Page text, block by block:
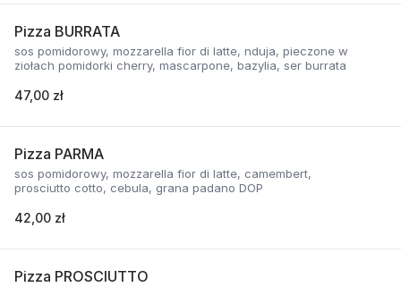
Pizza BURRATA
sos pomidorowy, mozzarella fior di latte, nduja, pieczone w
ziołach pomidorki cherry, mascarpone, bazylia, ser burrata
47,00 zł
Pizza PARMA
sos pomidorowy, mozzarella fior di latte, camembert,
prosciutto cotto, cebula, grana padano DOP
42,00 zł
Pizza PROSCIUTTO